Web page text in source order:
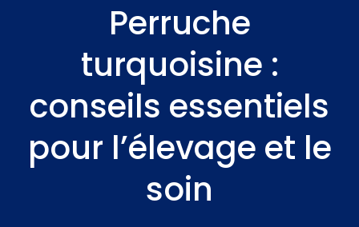
Perruche
turquoisine :
conseils essentiels
pour l’élevage et le
soin